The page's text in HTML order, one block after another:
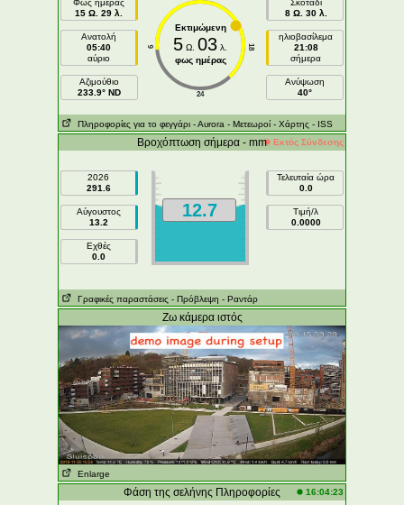
Φως ημέρας
15 Ω. 29 λ.
Ανατολή
05:40
αύριο
Aζιμούθιο
233.9° ND
24
6 18
Εκτιμώμενη
5 Ω. 03 λ.
φως ημέρας
Σκοτάδι
8 Ω. 30 λ.
ηλιοβασίλεμα
21:08
σήμερα
Ανύψωση
40°
Πληροφορίες για το φεγγάρι - Αυrora - Μετεωροί - Χάρτης - ISS
Βροχόπτωση σήμερα - mm Εκτός Σύνδεσης
2026
291.6
Αύγουστος
13.2
Εχθές
0.0
12.7
Τελευταία ώρα
0.0
Τιμή/λ
0.0000
Γραφικές παραστάσεις - Πρόβλεψη - Ραντάρ
Ζω κάμερα ιστός
Enlarge
Φάση της σελήνης Πληροφορίες 16:04:23